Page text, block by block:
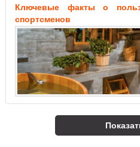
Ключевые факты о
спортсменов